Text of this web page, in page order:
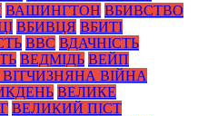
ВАШИНГТОН ВБИВСТВО
ВБИВЦЯ ВБИТІ
ВВС ВДАЧНІСТЬ
ВЕДМІДЬ ВЕЙП
ВІЙНА
ВЕЛИКЕ
ВЕЛИКИЙ ПІСТ